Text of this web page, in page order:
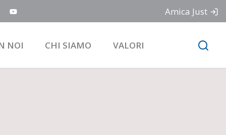
Amica Just
NOI CHI SIAMO VALORI